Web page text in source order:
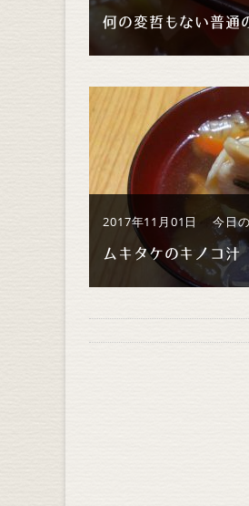
何の変哲もない普通
2017年11月01日 今日
ムキタケのキノコ汁